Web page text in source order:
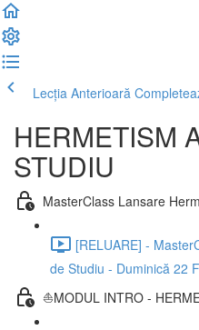
Lecția Anterioară
HERMETISM
STUDIU
MasterClass Lansare
[RELUARE] -
de Studiu - Duminică 22
⛵MODUL INTRO -